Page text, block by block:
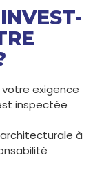
exigence
inspectée
architecturale à